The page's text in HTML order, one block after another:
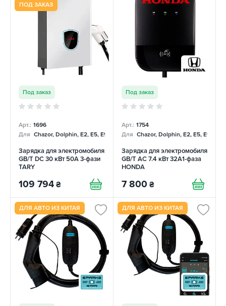
ПОД ЗАКАЗ
Под заказ
Арт.: 1696
Для Chazor, Dolphin, E2, E5, E9, Mercedes
Зарядка для электромобиля
GB/T DC 30 кВт 50А 3-фази
TARY
109 794 ₴
Под заказ
Арт.: 1754
Для Chazor, Dolphin, E2, E5, E9,
Зарядка для электромобиля
GB/T AC 7.4 кВт 32A1-фаза
HONDA
7 800 ₴
ДЛЯ АВТО ИЗ КИТАЯ ДЛЯ АВТО ИЗ КИТАЯ